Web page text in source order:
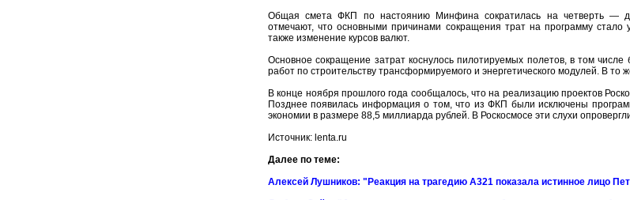
Общая смета ФКП по настоянию Минфина сократилась на четверть —
отмечают, что основными причинами сокращения трат на программу
также изменение курсов валют.
Основное сокращение затрат коснулось пилотируемых полетов, в том
работ по строительству трансформируемого и энергетического модулей. В
В конце ноября прошлого года сообщалось, что на реализацию проектов
Позднее появилась информация о том, что из ФКП были исключены
экономии в размере 88,5 миллиарда рублей. В Роскосмосе эти слухи
Источник: lenta.ru
Далее по теме:
Алексей Лушников: "Реакция на трагедию А321 показала истинное лицо